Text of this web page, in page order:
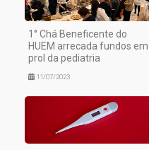
1° Chá Beneficente do
HUEM arrecada fundos em
prol da pediatria
11/07/2023